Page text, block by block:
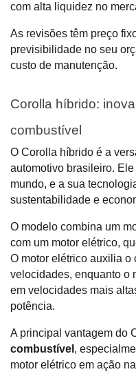
com alta liquidez no
As revisões têm preço
previsibilidade no seu
custo de manutenção.
Corolla híbrido:
combustível
O Corolla híbrido é a
automotivo brasileiro.
mundo, e a sua
sustentabilidade e
O modelo combina um
com um motor elétrico,
O motor elétrico auxilia o
velocidades, enquanto o
em velocidades mais
potência.
A principal vantagem do
combustível ,
motor elétrico em ação